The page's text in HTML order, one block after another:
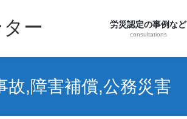
ー 労災認定の事例など
consultations
故,障害補償,公務災害